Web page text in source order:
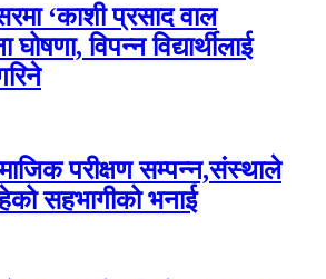
‘काशी प्रसाद वाल
विपन्न विद्यार्थीलाई
परीक्षण सम्पन्न,संस्थाले
सहभागीको भनाई